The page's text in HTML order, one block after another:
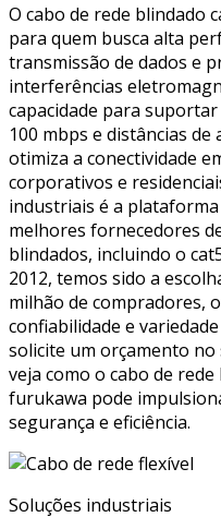
O cabo de rede blindado
para quem busca alta
transmissão de dados e
interferências
capacidade para
100 mbps e distâncias de
otimiza a conectividade
corporativos e
industriais é a
melhores fornecedores
blindados, incluindo o
2012, temos sido a
milhão de compradores,
confiabilidade e
solicite um orçamento
veja como o cabo de
furukawa pode
segurança e eficiência.
Soluções industriais